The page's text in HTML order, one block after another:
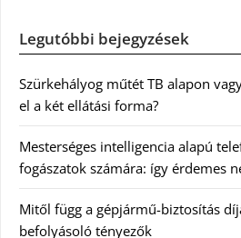
Legutóbbi bejegyzések
Szürkehályog műtét TB alapon
el a két ellátási forma?
Mesterséges intelligencia alapú
fogászatok számára: így érdemes
Mitől függ a gépjármű-biztosítás
befolyásoló tényezők